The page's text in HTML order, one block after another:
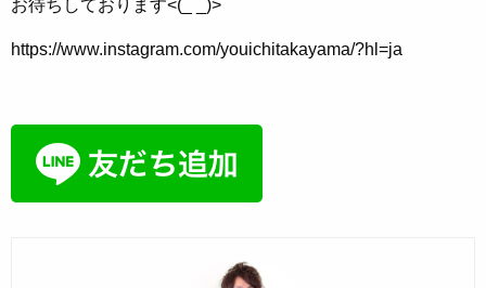
お待ちしております<(_ _)>
https://www.instagram.com/youichitakayama/?hl=ja